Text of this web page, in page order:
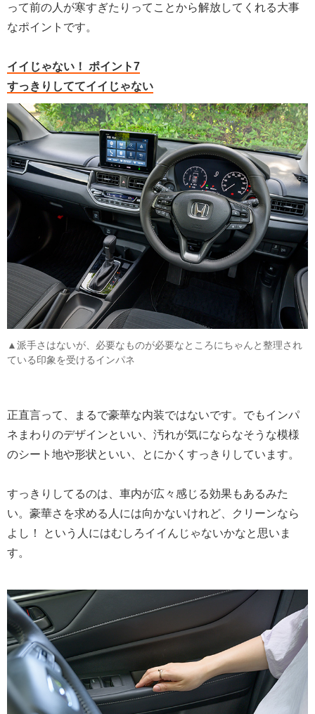
って前の人が寒すぎたりってことから解放してくれる大事
なポイントです。
イイじゃない！ ポイント7
すっきりしててイイじゃない
▲派手さはないが、必要なものが必要なところにちゃんと整理され
ている印象を受けるインパネ
正直言って、まるで豪華な内装ではないです。でもインパ
ネまわりのデザインといい、汚れが気にならなそうな模様
のシート地や形状といい、とにかくすっきりしています。
すっきりしてるのは、車内が広々感じる効果もあるみた
い。豪華さを求める人には向かないけれど、クリーンなら
よし！ という人にはむしろイイんじゃないかなと思いま
す。